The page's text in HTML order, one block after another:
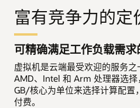
富有竞争力的定
可精确满足工作负载需
虚拟机是云端最受欢迎的服务
AMD、Intel 和 Arm 处理器选择
GB/核心为单位来选择计算配置
付费。